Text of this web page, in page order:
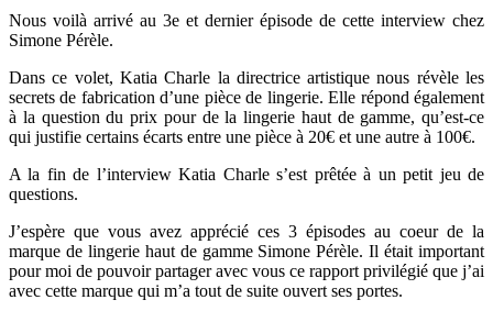
Nous voilà arrivé au 3e et dernier épisode de cette interview chez
Simone Pérèle.
Dans ce volet, Katia Charle la directrice artistique nous révèle les
secrets de fabrication d’une pièce de lingerie. Elle répond également
à la question du prix pour de la lingerie haut de gamme, qu’est-ce
qui justifie certains écarts entre une pièce à 20€ et une autre à 100€.
A la fin de l’interview Katia Charle s’est prêtée à un petit jeu de
questions.
J’espère que vous avez apprécié ces 3 épisodes au coeur de la
marque de lingerie haut de gamme Simone Pérèle. Il était important
pour moi de pouvoir partager avec vous ce rapport privilégié que j’ai
avec cette marque qui m’a tout de suite ouvert ses portes.